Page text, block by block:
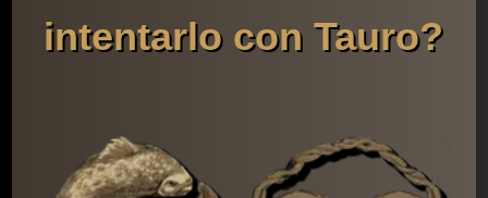
intentarlo con Tauro?